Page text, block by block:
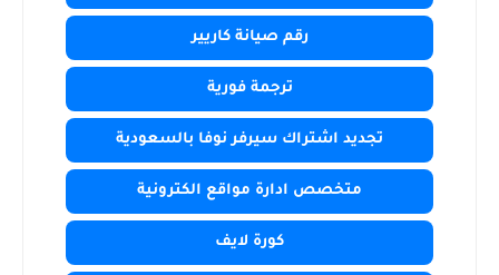
رقم صيانة كاريير
ترجمة فورية
تجديد اشتراك سيرفر نوفا بالسعودية
متخصص ادارة مواقع الكترونية
كورة لايف